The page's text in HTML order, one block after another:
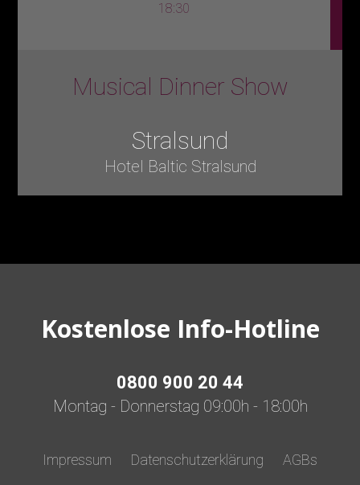
18:30
Musical Dinner Show
Stralsund
Hotel Baltic Stralsund
Kostenlose Info-Hotline
0800 900 20 44
Montag - Donnerstag 09:00h - 18:00h
Impressum Datenschutzerklärung AGBs